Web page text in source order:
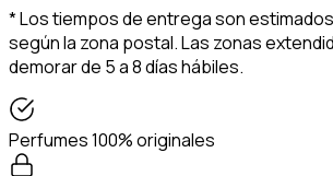
* Los tiempos de entrega son
según la zona postal. Las zonas
demorar de 5 a 8 días hábiles.
Perfumes 100% originales